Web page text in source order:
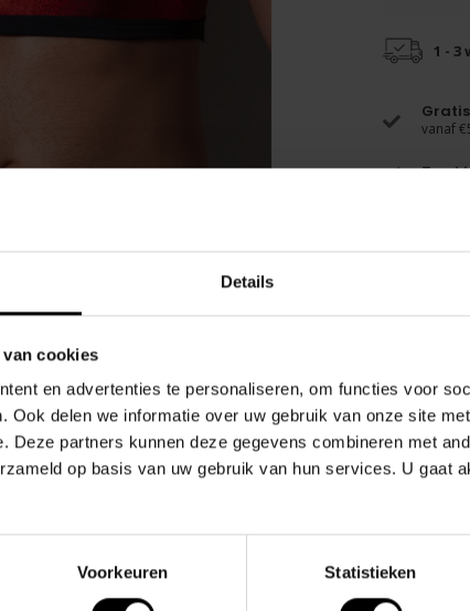
Details
cookies
en advertenties te personaliseren, om functies voor
Ook delen we informatie over uw gebruik van onze site
Deze partners kunnen deze gegevens combineren met
op basis van uw gebruik van hun services. U gaat
Voorkeuren Statistieken
1 - 3
vanaf
Top
fetisj-look, zeker als je het combineert met
voor ultiem comfort en met het oog op